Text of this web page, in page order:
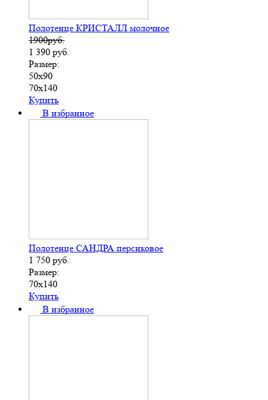
Полотенце КРИСТАЛЛ молочное
1900руб.
1 390 руб.
Размер:
50х90
70х140
Купить
В избранное
Полотенце САНДРА персиковое
1 750 руб.
Размер:
70х140
Купить
В избранное